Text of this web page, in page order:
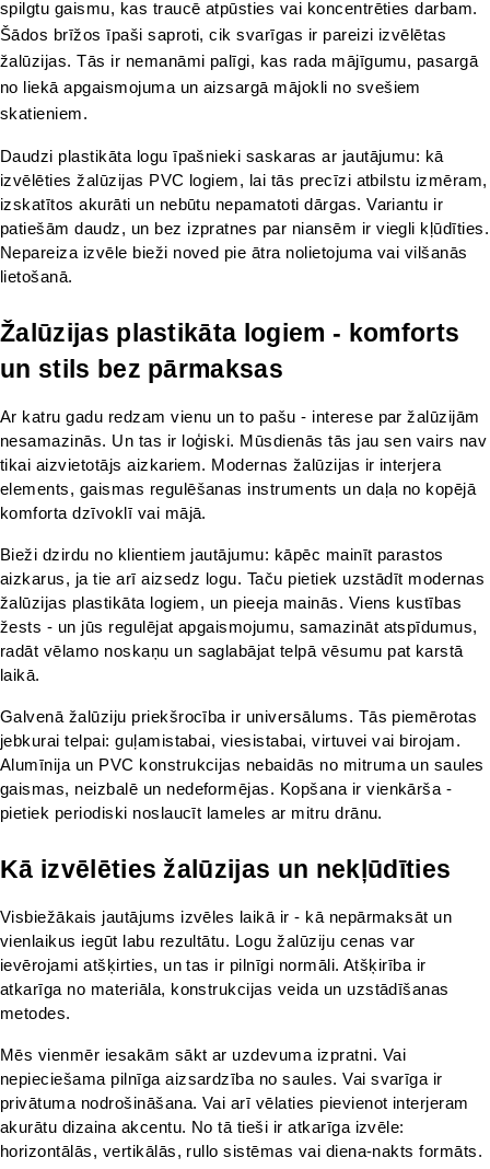
spilgtu gaismu, kas traucē atpūsties vai koncentrēties darbam.
Šādos brīžos īpaši saproti, cik svarīgas ir pareizi izvēlētas
žalūzijas. Tās ir nemanāmi palīgi, kas rada mājīgumu, pasargā
no liekā apgaismojuma un aizsargā mājokli no svešiem
skatieniem.
Daudzi plastikāta logu īpašnieki saskaras ar jautājumu: kā
izvēlēties žalūzijas PVC logiem, lai tās precīzi atbilstu izmēram,
izskatītos akurāti un nebūtu nepamatoti dārgas. Variantu ir
patiešām daudz, un bez izpratnes par niansēm ir viegli kļūdīties.
Nepareiza izvēle bieži noved pie ātra nolietojuma vai vilšanās
lietošanā.
Žalūzijas plastikāta logiem - komforts
un stils bez pārmaksas
Ar katru gadu redzam vienu un to pašu - interese par žalūzijām
nesamazinās. Un tas ir loģiski. Mūsdienās tās jau sen vairs nav
tikai aizvietotājs aizkariem. Modernas žalūzijas ir interjera
elements, gaismas regulēšanas instruments un daļa no kopējā
komforta dzīvoklī vai mājā.
Bieži dzirdu no klientiem jautājumu: kāpēc mainīt parastos
aizkarus, ja tie arī aizsedz logu. Taču pietiek uzstādīt modernas
žalūzijas plastikāta logiem, un pieeja mainās. Viens kustības
žests - un jūs regulējat apgaismojumu, samazināt atspīdumus,
radāt vēlamo noskaņu un saglabājat telpā vēsumu pat karstā
laikā.
Galvenā žalūziju priekšrocība ir universālums. Tās piemērotas
jebkurai telpai: guļamistabai, viesistabai, virtuvei vai birojam.
Alumīnija un PVC konstrukcijas nebaidās no mitruma un saules
gaismas, neizbalē un nedeformējas. Kopšana ir vienkārša -
pietiek periodiski noslaucīt lameles ar mitru drānu.
Kā izvēlēties žalūzijas un nekļūdīties
Visbiežākais jautājums izvēles laikā ir - kā nepārmaksāt un
vienlaikus iegūt labu rezultātu. Logu žalūziju cenas var
ievērojami atšķirties, un tas ir pilnīgi normāli. Atšķirība ir
atkarīga no materiāla, konstrukcijas veida un uzstādīšanas
metodes.
Mēs vienmēr iesakām sākt ar uzdevuma izpratni. Vai
nepieciešama pilnīga aizsardzība no saules. Vai svarīga ir
privātuma nodrošināšana. Vai arī vēlaties pievienot interjeram
akurātu dizaina akcentu. No tā tieši ir atkarīga izvēle:
horizontālās, vertikālās, rullo sistēmas vai diena-nakts formāts.